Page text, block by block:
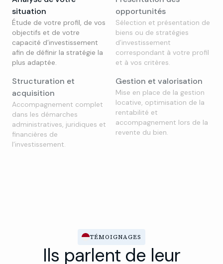
situation
Étude de votre profil, de vos
objectifs et de votre
capacité d’investissement
afin de définir la stratégie la
plus adaptée.
opportunités
Sélection et présentation de
biens ou de stratégies
d’investissement
correspondant à votre profil
et à vos critères.
Structuration et
acquisition
Accompagnement complet
dans les démarches
administratives, juridiques et
financières de
l’investissement.
Gestion et valorisation
Mise en place de la gestion
locative, optimisation de la
rentabilité et
accompagnement lors de la
revente du bien.
TÉMOIGNAGES
Ils parlent de leur